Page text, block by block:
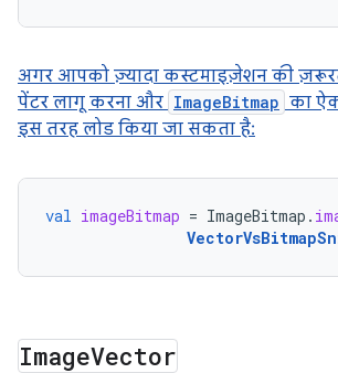
अगर आपको ज़्यादा कस्टमाइज़ेशन की
पेंटर लागू करना और ImageBitmap का
इस तरह लोड किया जा सकता है:
val imageBitmap = ImageBitmap .
ImageVector